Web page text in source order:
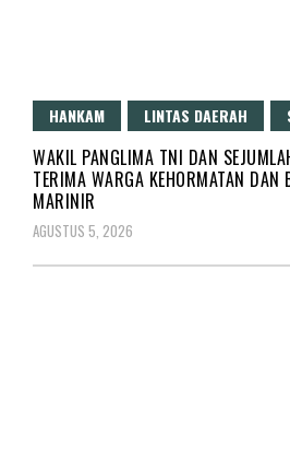
HANKAM LINTAS DAERAH
WAKIL PANGLIMA TNI DAN
TERIMA WARGA KEHORMATAN DAN
MARINIR
AGUSTUS 5, 2026